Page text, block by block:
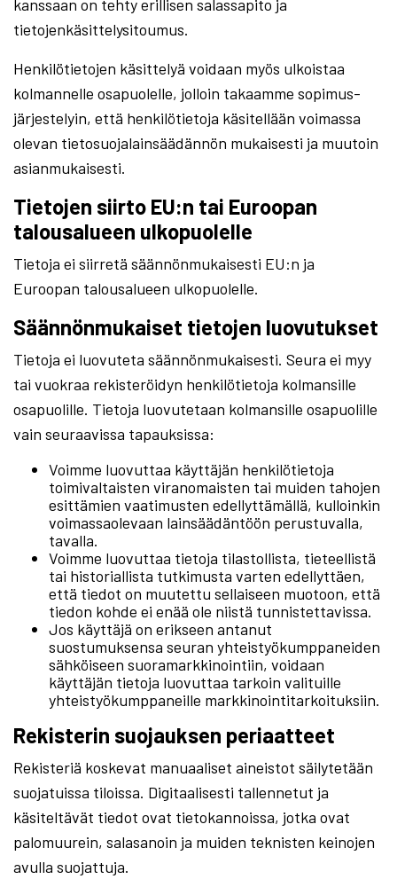
kanssaan on tehty erillisen salassapito ja
tietojenkäsittelysitoumus.
Henkilötietojen käsittelyä voidaan myös ulkoistaa
kolmannelle osapuolelle, jolloin takaamme sopimus-
järjestelyin, että henkilötietoja käsitellään voimassa
olevan tietosuojalainsäädännön mukaisesti ja muutoin
asianmukaisesti.
Tietojen siirto EU:n tai Euroopan
talousalueen ulkopuolelle
Tietoja ei siirretä säännönmukaisesti EU:n ja
Euroopan talousalueen ulkopuolelle.
Säännönmukaiset tietojen luovutukset
Tietoja ei luovuteta säännönmukaisesti. Seura ei myy
tai vuokraa rekisteröidyn henkilötietoja kolmansille
osapuolille. Tietoja luovutetaan kolmansille osapuolille
vain seuraavissa tapauksissa:
Voimme luovuttaa käyttäjän henkilötietoja
toimivaltaisten viranomaisten tai muiden tahojen
esittämien vaatimusten edellyttämällä, kulloinkin
voimassaolevaan lainsäädäntöön perustuvalla,
tavalla.
Voimme luovuttaa tietoja tilastollista, tieteellistä
tai historiallista tutkimusta varten edellyttäen,
että tiedot on muutettu sellaiseen muotoon, että
tiedon kohde ei enää ole niistä tunnistettavissa.
Jos käyttäjä on erikseen antanut
suostumuksensa seuran yhteistyökumppaneiden
sähköiseen suoramarkkinointiin, voidaan
käyttäjän tietoja luovuttaa tarkoin valituille
yhteistyökumppaneille markkinointitarkoituksiin.
Rekisterin suojauksen periaatteet
Rekisteriä koskevat manuaaliset aineistot säilytetään
suojatuissa tiloissa. Digitaalisesti tallennetut ja
käsiteltävät tiedot ovat tietokannoissa, jotka ovat
palomuurein, salasanoin ja muiden teknisten keinojen
avulla suojattuja.